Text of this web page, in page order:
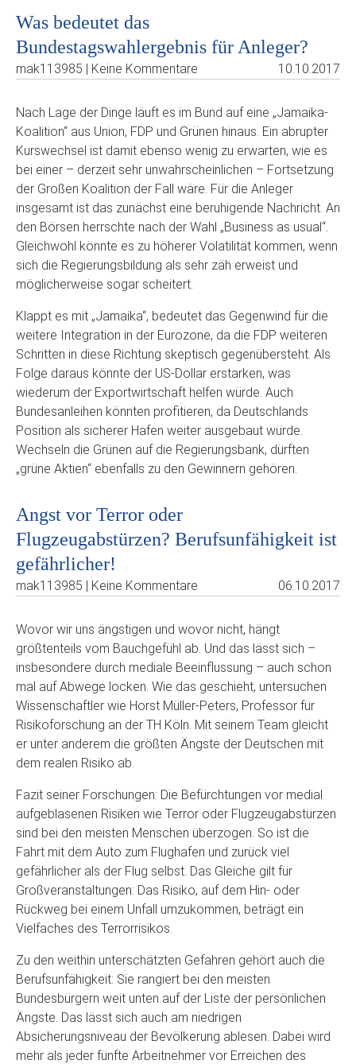
Was bedeutet das
Bundestagswahlergebnis für Anleger?
mak113985 | Keine Kommentare 10.10.2017
Nach Lage der Dinge läuft es im Bund auf eine „Jamaika-
Koalition“ aus Union, FDP und Grünen hinaus. Ein abrupter
Kurswechsel ist damit ebenso wenig zu erwarten, wie es
bei einer – derzeit sehr unwahrscheinlichen – Fortsetzung
der Großen Koalition der Fall wäre. Für die Anleger
insgesamt ist das zunächst eine beruhigende Nachricht. An
den Börsen herrschte nach der Wahl „Business as usual“.
Gleichwohl könnte es zu höherer Volatilität kommen, wenn
sich die Regierungsbildung als sehr zäh erweist und
möglicherweise sogar scheitert.
Klappt es mit „Jamaika“, bedeutet das Gegenwind für die
weitere Integration in der Eurozone, da die FDP weiteren
Schritten in diese Richtung skeptisch gegenübersteht. Als
Folge daraus könnte der US-Dollar erstarken, was
wiederum der Exportwirtschaft helfen würde. Auch
Bundesanleihen könnten profitieren, da Deutschlands
Position als sicherer Hafen weiter ausgebaut würde.
Wechseln die Grünen auf die Regierungsbank, dürften
„grüne Aktien“ ebenfalls zu den Gewinnern gehören.
Angst vor Terror oder
Flugzeugabstürzen? Berufsunfähigkeit ist
gefährlicher!
mak113985 | Keine Kommentare 06.10.2017
Wovor wir uns ängstigen und wovor nicht, hängt
größtenteils vom Bauchgefühl ab. Und das lässt sich –
insbesondere durch mediale Beeinflussung – auch schon
mal auf Abwege locken. Wie das geschieht, untersuchen
Wissenschaftler wie Horst Müller-Peters, Professor für
Risikoforschung an der TH Köln. Mit seinem Team gleicht
er unter anderem die größten Ängste der Deutschen mit
dem realen Risiko ab.
Fazit seiner Forschungen: Die Befürchtungen vor medial
aufgeblasenen Risiken wie Terror oder Flugzeugabstürzen
sind bei den meisten Menschen überzogen. So ist die
Fahrt mit dem Auto zum Flughafen und zurück viel
gefährlicher als der Flug selbst. Das Gleiche gilt für
Großveranstaltungen: Das Risiko, auf dem Hin- oder
Rückweg bei einem Unfall umzukommen, beträgt ein
Vielfaches des Terrorrisikos.
Zu den weithin unterschätzten Gefahren gehört auch die
Berufsunfähigkeit: Sie rangiert bei den meisten
Bundesbürgern weit unten auf der Liste der persönlichen
Ängste. Das lässt sich auch am niedrigen
Absicherungsniveau der Bevölkerung ablesen. Dabei wird
mehr als jeder fünfte Arbeitnehmer vor Erreichen des